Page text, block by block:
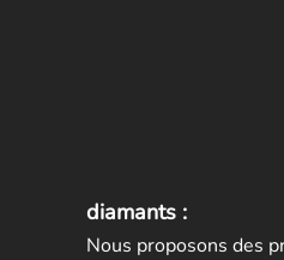
diamants :
Nous proposons des